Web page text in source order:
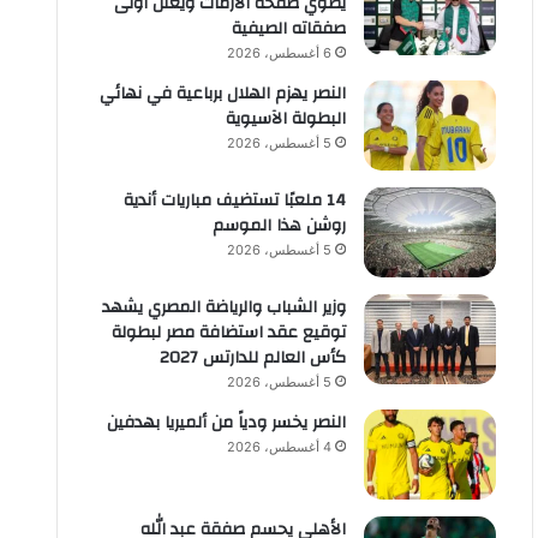
صفقاته الصيفية
6 أغسطس، 2026
النصر يهزم الهلال برباعية في نهائي
البطولة الآسيوية
5 أغسطس، 2026
14 ملعبًا تستضيف مباريات أندية
روشن هذا الموسم
5 أغسطس، 2026
وزير الشباب والرياضة المصري يشهد
توقيع عقد استضافة مصر لبطولة
كأس العالم للدارتس 2027
5 أغسطس، 2026
النصر يخسر ودياً من ألميريا بهدفين
4 أغسطس، 2026
الأهلي يحسم صفقة عبد الله